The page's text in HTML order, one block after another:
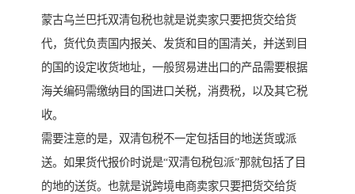
蒙古乌兰巴托双清包税也就是说卖家只要把货交给货
代，货代负责国内报关、发货和目的国清关，并送到目
的国的设定收货地址，一般贸易进出口的产品需要根据
海关编码需缴纳目的国进口关税，消费税，以及其它税
收。
需要注意的是，双清包税不一定包括目的地送货或派
送。如果货代报价时说是“双清包税包派”那就包括了目
的地的送货。也就是说跨境电商卖家只要把货交给货